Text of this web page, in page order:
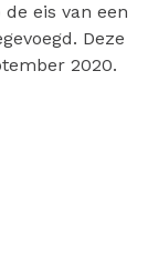
eis van een
Deze
2020.